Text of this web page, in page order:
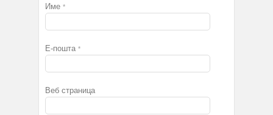
Име *
Е-пошта *
Веб страница